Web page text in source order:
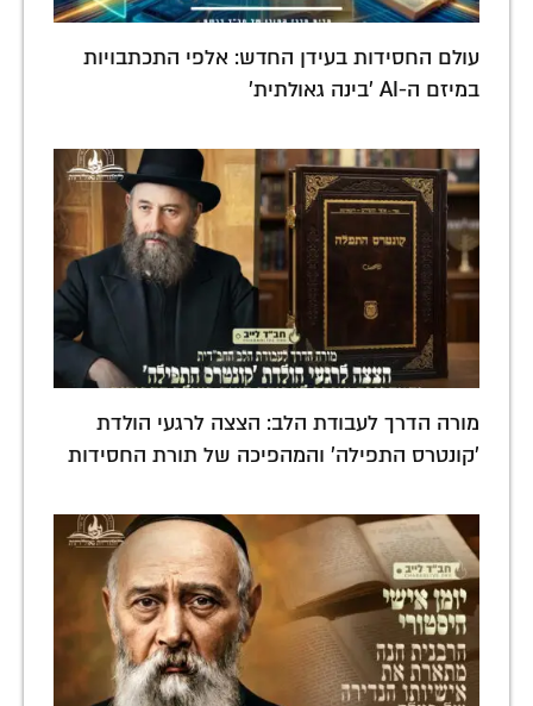
עולם החסידות בעידן החדש: אלפי התכתבויות
במיזם ה-AI 'בינה גאולתית'
מורה הדרך לעבודת הלב: הצצה לרגעי הולדת
'קונטרס התפילה' והמהפיכה של תורת החסידות